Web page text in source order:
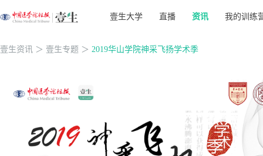
壹生大学 直播 资讯 我的训练
壹生资讯 ＞ 壹生专题 ＞ 2019华山学院神采飞扬学术季